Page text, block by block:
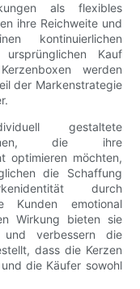
als flexibles
ihre Reichweite und
kontinuierlichen
Kauf
werden
der Markenstrategie
gestaltete
die ihre
optimieren möchten,
die Schaffung
durch
Kunden emotional
Wirkung bieten sie
und verbessern die
dass die Kerzen
die Käufer sowohl